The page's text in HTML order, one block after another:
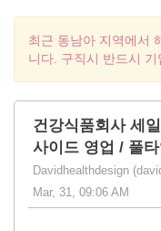
최근 동남아 지역에서
니다. 구직시 반드시
건강식품회사 세
사이드 영업 / 풀
Davidhealthdesign
Mar, 31, 09:06 AM